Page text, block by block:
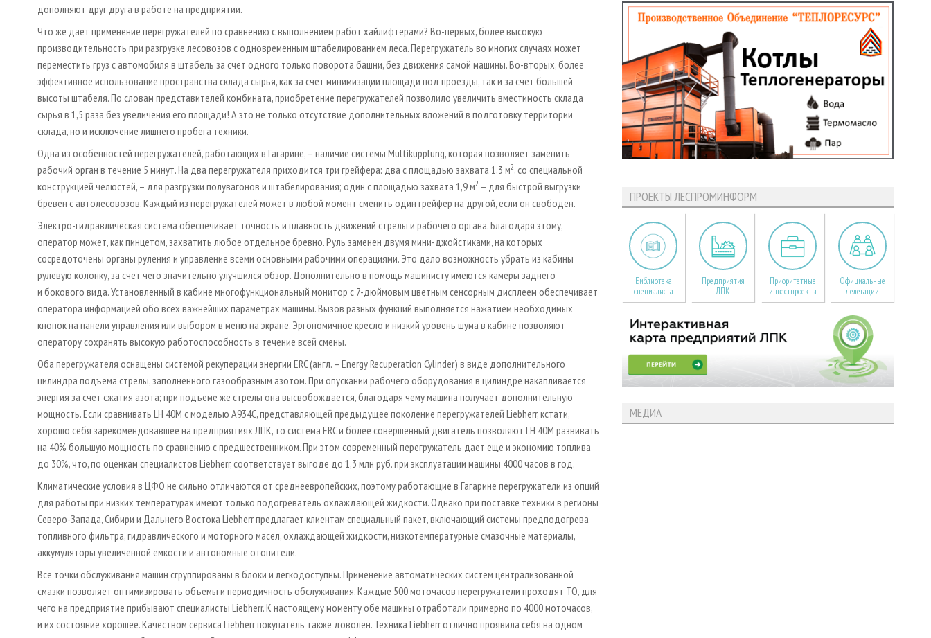
дополняют друг друга в работе на предприятии.
Что же дает применение перегружателей по сравнению с выполнением работ хайлифтерами? Во-первых, более высокую
производительность при разгрузке лесовозов с одновременным штабелированием леса. Перегружатель во многих случаях может
переместить груз с автомобиля в штабель за счет одного только поворота башни, без движения самой машины. Во-вторых, более
эффективное использование пространства склада сырья, как за счет минимизации площади под проезды, так и за счет большей
высоты штабеля. По словам представителей комбината, приобретение перегружателей позволило увеличить вместимость склада
сырья в 1,5 раза без увеличения его площади! А это не только отсутствие дополнительных вложений в подготовку территории
склада, но и исключение лишнего пробега техники.
Одна из особенностей перегружателей, работающих в Гагарине, – наличие системы Multikupplung, которая позволяет заменить
рабочий орган в течение 5 минут. На два перегружателя приходится три грейфера: два с площадью захвата 1,3 м2, со специальной
конструкцией челюстей, – для разгрузки полувагонов и штабелирования; один с площадью захвата 1,9 м2 – для быстрой выгрузки
бревен с автолесовозов. Каждый из перегружателей может в любой момент сменить один грейфер на другой, если он свободен.
Электро-гидравлическая система обеспечивает точность и плавность движений стрелы и рабочего органа. Благодаря этому,
оператор может, как пинцетом, захватить любое отдельное бревно. Руль заменен двумя мини-джойстиками, на которых
сосредоточены органы руления и управление всеми основными рабочими операциями. Это дало возможность убрать из кабины
рулевую колонку, за счет чего значительно улучшился обзор. Дополнительно в помощь машинисту имеются камеры заднего
и бокового вида. Установленный в кабине многофункциональный монитор с 7-дюймовым цветным сенсорным дисплеем обеспечивает
оператора информацией обо всех важнейших параметрах машины. Вызов разных функций выполняется нажатием необходимых
кнопок на панели управления или выбором в меню на экране. Эргономичное кресло и низкий уровень шума в кабине позволяют
оператору сохранять высокую работоспособность в течение всей смены.
Оба перегружателя оснащены системой рекуперации энергии ERC (англ. – Energy Recuperation Cylinder) в виде дополнительного
цилиндра подъема стрелы, заполненного газообразным азотом. При опускании рабочего оборудования в цилиндре накапливается
энергия за счет сжатия азота; при подъеме же стрелы она высвобождается, благодаря чему машина получает дополнительную
мощность. Если сравнивать LH 40M с моделью А934С, представляющей предыдущее поколение перегружателей Liebherr, кстати,
хорошо себя зарекомендовавшее на предприятиях ЛПК, то система ERC и более совершенный двигатель позволяют LH 40M развивать
на 40% большую мощность по сравнению с предшественником. При этом современный перегружатель дает еще и экономию топлива
до 30%, что, по оценкам специалистов Liebherr, соответствует выгоде до 1,3 млн руб. при эксплуатации машины 4000 часов в год.
Климатические условия в ЦФО не сильно отличаются от среднеевропейских, поэтому работающие в Гагарине перегружатели из опций
для работы при низких температурах имеют только подогреватель охлаждающей жидкости. Однако при поставке техники в регионы
Северо-Запада, Сибири и Дальнего Востока Liebherr предлагает клиентам специальный пакет, включающий системы предподогрева
топливного фильтра, гидравлического и моторного масел, охлаждающей жидкости, низкотемпературные смазочные материалы,
аккумуляторы увеличенной емкости и автономные отопители.
Все точки обслуживания машин сгруппированы в блоки и легкодоступны. Применение автоматических систем централизованной
смазки позволяет оптимизировать объемы и периодичность обслуживания. Каждые 500 моточасов перегружатели проходят ТО, для
чего на предприятие прибывают специалисты Liebherr. К настоящему моменту обе машины отработали примерно по 4000 моточасов,
и их состояние хорошее. Качеством сервиса Liebherr покупатель также доволен. Техника Liebherr отлично проявила себя на одном
ПРОЕКТЫ ЛЕСПРОМИНФОРМ
Библиотека
специалиста
Предприятия
ЛПК
Приоритетные
инвестпроекты
Официальные
делегации
МЕДИА